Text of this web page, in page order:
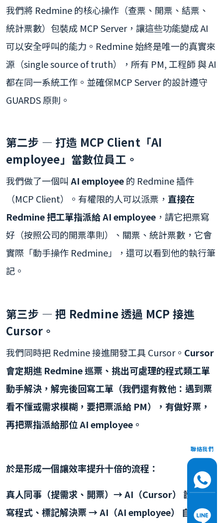
我們將 Redmine 的核心操作（查票、開票、結票、
統計票數）包裝成 MCP Server，讓這些功能變成 AI
可以安全呼叫的能力。Redmine 始終是唯一的真實來
源（single source of truth），所有 PM, 工程師 與 AI
都在同一系統工作。並確保MCP Server 的設計遵守
GUARDS 原則。
第二步 — 打造 MCP Client「AI
employee」當數位員工。
我們做了一個叫 AI employee的 Redmine 插件
（MCP Client）。有權限的人可以派票， 直接在
Redmine 把工單指派給 AI employee ，請它把票寫
好（按照公司的開票準則）、關票、統計票數，它會
實際「動手操作 Redmine」，還可以看到他的執行筆
記。
第三步 — 把 Redmine 透過 MCP 接進
Cursor。
我們同時把 Redmine 接進開發工具 Cursor。 Cursor
會定期進 Redmine 巡票、挑出可處理的程式類工單
動手解決，解完後回寫工單（我們還有教他：遇到票
看不懂或需求模糊，要把票派給 PM），有做好票，
再把票指派給那位 AI employee。
於是形成一個讓效率提升十倍的流程：
真人同事（提需求、開票）→ AI（Cursor） 讀票、
寫程式、標記解決票 → AI（AI employee） 自己適
聯絡我們